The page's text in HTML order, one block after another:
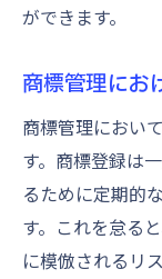
ができます。
商標管理にお
商標管理におい
す。商標登録は
るために定期的
す。これを怠る
に模倣されるリ